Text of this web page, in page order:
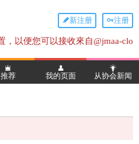
注册
新注册
，以便您可以接收來自@jmaa-clo
推荐 我的页面 从协会新闻